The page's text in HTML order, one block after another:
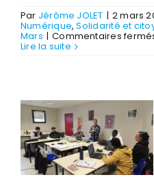
Par Jérôme JOLET | 2 mars
Numérique,Solidarité et
Mars | Commentaires
Lire la suite